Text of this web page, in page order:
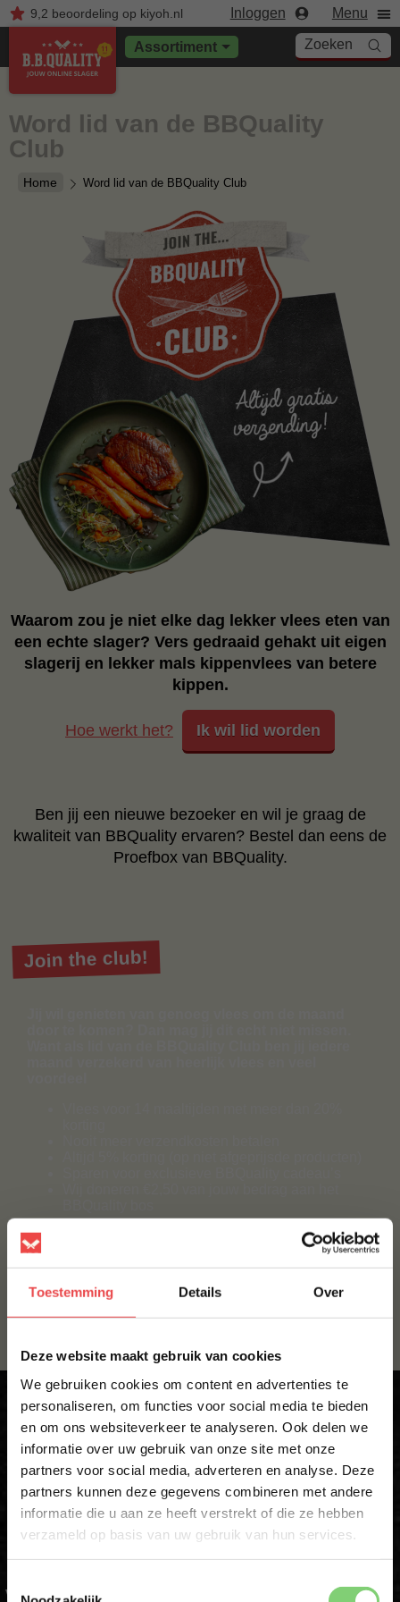
Toestemming Details Over
Deze website maakt gebruik van cookies
We gebruiken cookies om content en advertenties te
personaliseren, om functies voor social media te bieden
en om ons websiteverkeer te analyseren. Ook delen we
informatie over uw gebruik van onze site met onze
partners voor social media, adverteren en analyse. Deze
partners kunnen deze gegevens combineren met andere
informatie die u aan ze heeft verstrekt of die ze hebben
verzameld op basis van uw gebruik van hun services.
9,2 beoordelingop kiyoh.nl Inloggen Menu
Assortiment Zoeken
Home Word lid van de BBQuality Club
Word lid van de BBQuality
Club
Waarom zou je niet elke dag lekker vlees eten van
een echte slager? Vers gedraaid gehakt uit eigen
slagerij en lekker mals kippenvlees van betere
kippen.
Hoe werkt het? Ik wil lid worden
Ben jij een nieuwe bezoeker en wil je graag de
kwaliteit van BBQuality ervaren? Bestel dan eens de
Proefbox van BBQuality.
Join the club!
Hoe werkt het?
10% korting op je
eerste bestelling*
Schrijf je in voor onze nieuwsbrief en ontvang direct
10% korting op jouw eerste bestelling.
ACHTERNAAM
Krijg direct 10% korting op je eerste
bestelling
Schrijf je in voor onze nieuwsbrief en ontvang direct jouw
kortingscode voor 10% korting*
VOORNAAM